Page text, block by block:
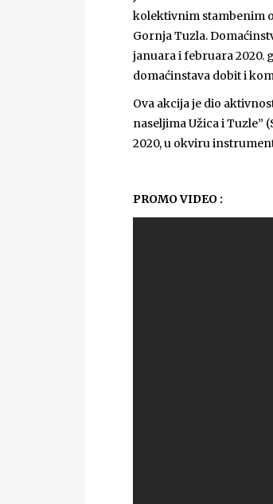
kolektivnim stambenim
Gornja Tuzla.
januara i februara 2020.
domaćinstava dobit i
Ova akcija je dio
naseljima Užica i
2020, u okviru
PROMO VIDEO :